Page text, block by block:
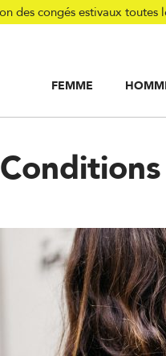
des congés estivaux
FEMME